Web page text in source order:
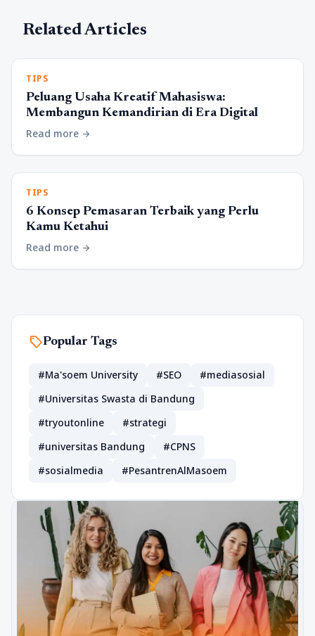
Related Articles
TIPS
Peluang Usaha Kreatif Mahasiswa:
Membangun Kemandirian di Era Digital
Read more arrow_forward
TIPS
6 Konsep Pemasaran Terbaik yang Perlu
Kamu Ketahui
Read more arrow_forward
sellPopular Tags
#Ma'soem University #SEO
#mediasosial
#Universitas Swasta di Bandung
#tryoutonline
#strategi
#universitas Bandung
#CPNS
#sosialmedia
#PesantrenAlMasoem